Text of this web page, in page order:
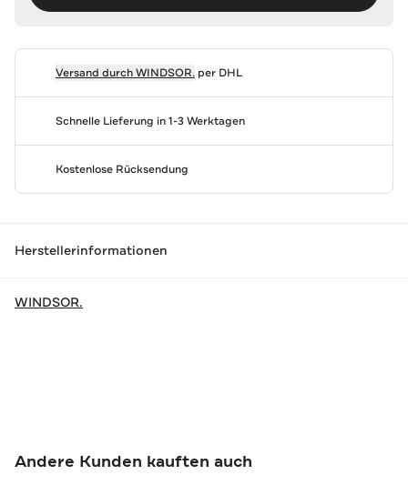
Versand durchWINDSOR.per DHL
Schnelle Lieferung in 1-3 Werktagen
Kostenlose Rücksendung
Herstellerinformationen
WINDSOR.
Andere Kunden kauften auch